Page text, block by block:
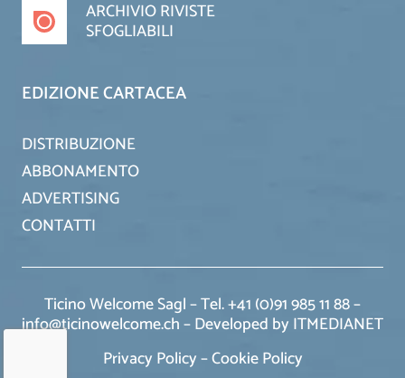
ARCHIVIO RIVISTE
SFOGLIABILI
EDIZIONE CARTACEA
DISTRIBUZIONE
ABBONAMENTO
ADVERTISING
CONTATTI
Ticino Welcome Sagl – Tel. +41 (0)91 985 11 88 –
info@ticinowelcome.ch –Developed by ITMEDIANET
Privacy Policy–Cookie Policy